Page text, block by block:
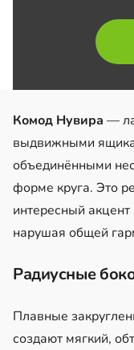
Комод Нувира —
выдвижными
объединёнными
форме круга. Это
интересный
нарушая общей
Радиусные
Плавные
создают мягкий,